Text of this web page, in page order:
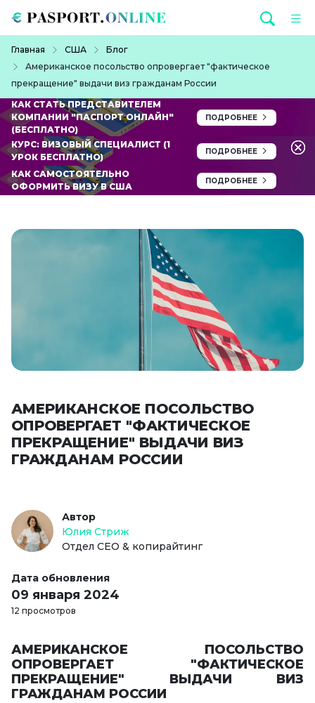
Главная США
Блог
Американское посольство опровергает "фактическое
прекращение" выдачи виз гражданам России
КАК СТАТЬ ПРЕДСТАВИТЕЛЕМ
КОМПАНИИ "ПАСПОРТ ОНЛАЙН"
(БЕСПЛАТНО)
ПОДРОБНЕЕ
КУРС: ВИЗОВЫЙ СПЕЦИАЛИСТ (1
УРОК БЕСПЛАТНО)
ПОДРОБНЕЕ
КАК САМОСТОЯТЕЛЬНО
ОФОРМИТЬ ВИЗУ В США
ПОДРОБНЕЕ
АМЕРИКАНСКОЕ ПОСОЛЬСТВО
ОПРОВЕРГАЕТ "ФАКТИЧЕСКОЕ
ПРЕКРАЩЕНИЕ" ВЫДАЧИ ВИЗ
ГРАЖДАНАМ РОССИИ
Автор
Юлия Стриж
Отдел СЕО & копирайтинг
Дата обновления
09 января 2024
12 просмотров
АМЕРИКАНСКОЕ ПОСОЛЬСТВО
ОПРОВЕРГАЕТ "ФАКТИЧЕСКОЕ
ПРЕКРАЩЕНИЕ" ВЫДАЧИ ВИЗ
ГРАЖДАНАМ РОССИИ